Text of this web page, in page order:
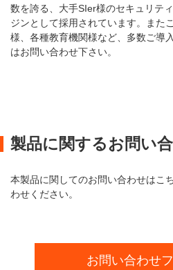
数を誇る、大手SIer様のセキュリテ
ジンとして採用されています。また
様、各種教育機関様など、多数ご導
はお問い合わせ下さい。
製品に関するお問い
本製品に関してのお問い合わせはこ
わせください。
お問い合わせ